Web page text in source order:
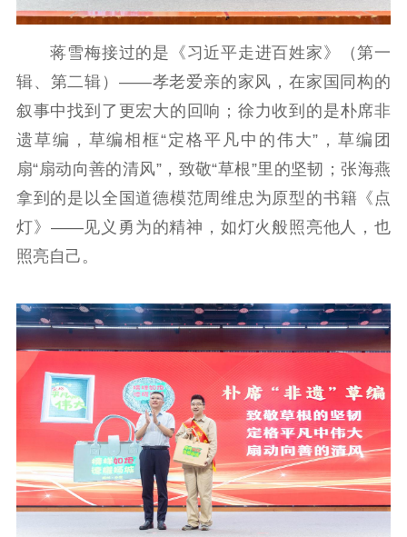
蒋雪梅接过的是《习近平走进百姓家》（第一
辑、第二辑）——孝老爱亲的家风，在家国同构的
叙事中找到了更宏大的回响；徐力收到的是朴席非
遗草编，草编相框“定格平凡中的伟大”，草编团
扇“扇动向善的清风”，致敬“草根”里的坚韧；张海燕
拿到的是以全国道德模范周维忠为原型的书籍《点
灯》——见义勇为的精神，如灯火般照亮他人，也
照亮自己。